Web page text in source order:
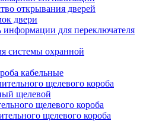
открывания дверей
двери
для переключателя
системы охранной
кабельные
щелевого короба
щелевой
щелевого короба
щелевого короба